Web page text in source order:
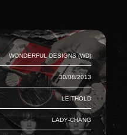
Wonderful Designs (WD)
30/08/2013
Leithold
Lady-Chang